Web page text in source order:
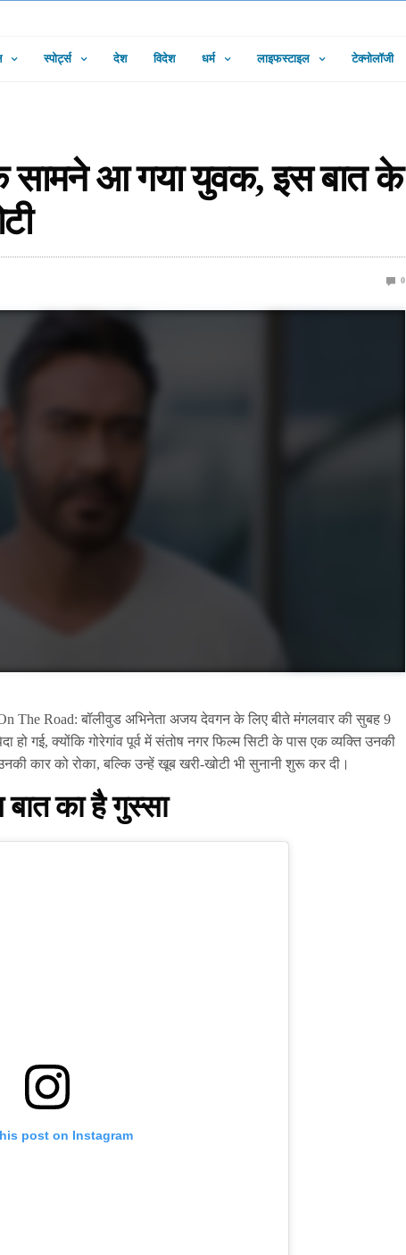
स्पोर्ट्स देश विदेश धर्म लाइफस्टाइल टेक्नोलॉजी
आ गया युवक, इस बात के
0
The Road: बॉलीवुड अभिनेता अजय देवगन के लिए बीते मंगलवार की सुबह 9
हो गई, क्योंकि गोरेगांव पूर्व में संतोष नगर फिल्म सिटी के पास एक व्यक्ति उनकी
कार को रोका, बल्कि उन्हें खूब खरी-खोटी भी सुनानी शुरू कर दी।
बात का है गुस्सा
post on Instagram